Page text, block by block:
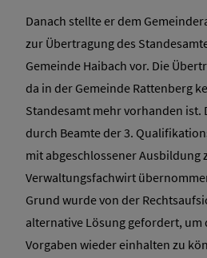
Danach stellte er dem
zur Übertragung des
Gemeinde Haibach vor. Die
da in der Gemeinde Rattenberg
Standesamt mehr vorhanden ist.
durch Beamte der 3.
mit abgeschlossener Ausbildung
Verwaltungsfachwirt
Grund wurde von der
alternative Lösung gefordert, um
Vorgaben wieder einhalten zu